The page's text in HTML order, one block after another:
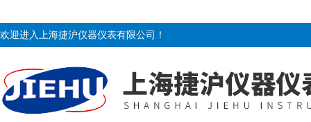
欢迎进入上海捷沪仪器仪表有限公司！